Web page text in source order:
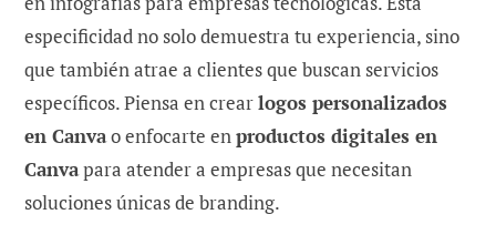
especificidad no solo demuestra tu experiencia, sino
que también atrae a clientes que buscan servicios
específicos. Piensa en crearlogos personalizados
en Canvao enfocarte en productos digitales en
Canvapara atender a empresas que necesitan
soluciones únicas de branding.